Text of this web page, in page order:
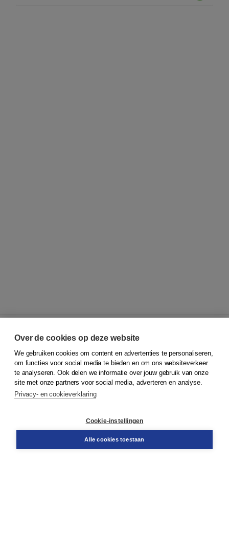
© 2026Koninklijke Boom uitgevers
Klantenservice
Service & informatie
Contact
Over de cookies op deze website
We gebruiken cookies om content en advertenties te personaliseren,
om functies voor social media te bieden en om ons websiteverkeer
te analyseren. Ook delen we informatie over jouw gebruik van onze
site met onze partners voor social media, adverteren en analyse.
Privacy- en cookieverklaring
Cookie-instellingen
Alle cookies toestaan